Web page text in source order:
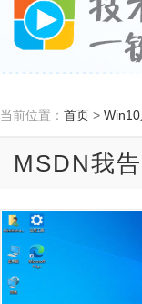
当前位置： 首页 >
MSDN我